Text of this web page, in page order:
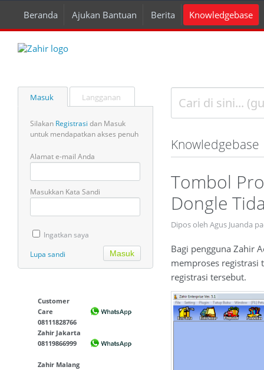
Beranda Ajukan Bantuan Berita Knowledgebase
Masuk Langganan
Silakan Registrasi dan Masuk
untuk mendapatkan akses penuh
Alamat e-mail Anda
Masukkan Kata Sandi
Ingatkan saya
Lupa sandi
Customer
Care
08111828766
Zahir Jakarta
08119866999
Zahir Malang
Knowledgebase
Tombol
Dongle
Dipos oleh Agus Juanda
Bagi pengguna Zahir
memproses registrasi
registrasi tersebut.